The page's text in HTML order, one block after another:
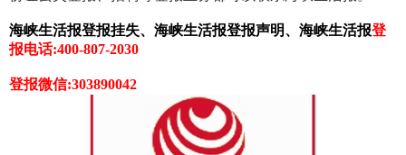
海峡生活报登报挂失、海峡生活报登报声明、海峡生活报登
报电话:400-807-2030
登报微信:303890042